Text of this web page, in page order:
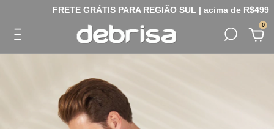
0
FRETE GRÁTIS PARA REGIÃO SUL | acima de R$499